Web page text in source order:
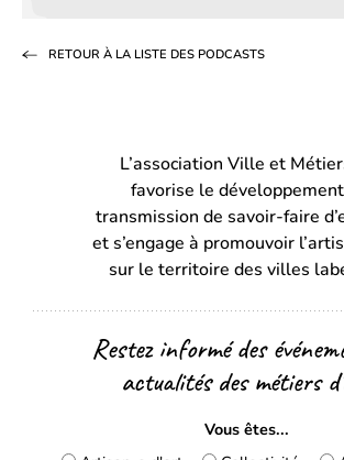
RETOUR À LA LISTE DES PODCASTS
L’association Ville et
favorise le
transmission de savoir-faire
et s’engage à promouvoir
sur le territoire des villes
Restez informé des
actualités des métiers
Vous êtes...